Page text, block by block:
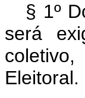
§ 1º
será
Eleitoral.